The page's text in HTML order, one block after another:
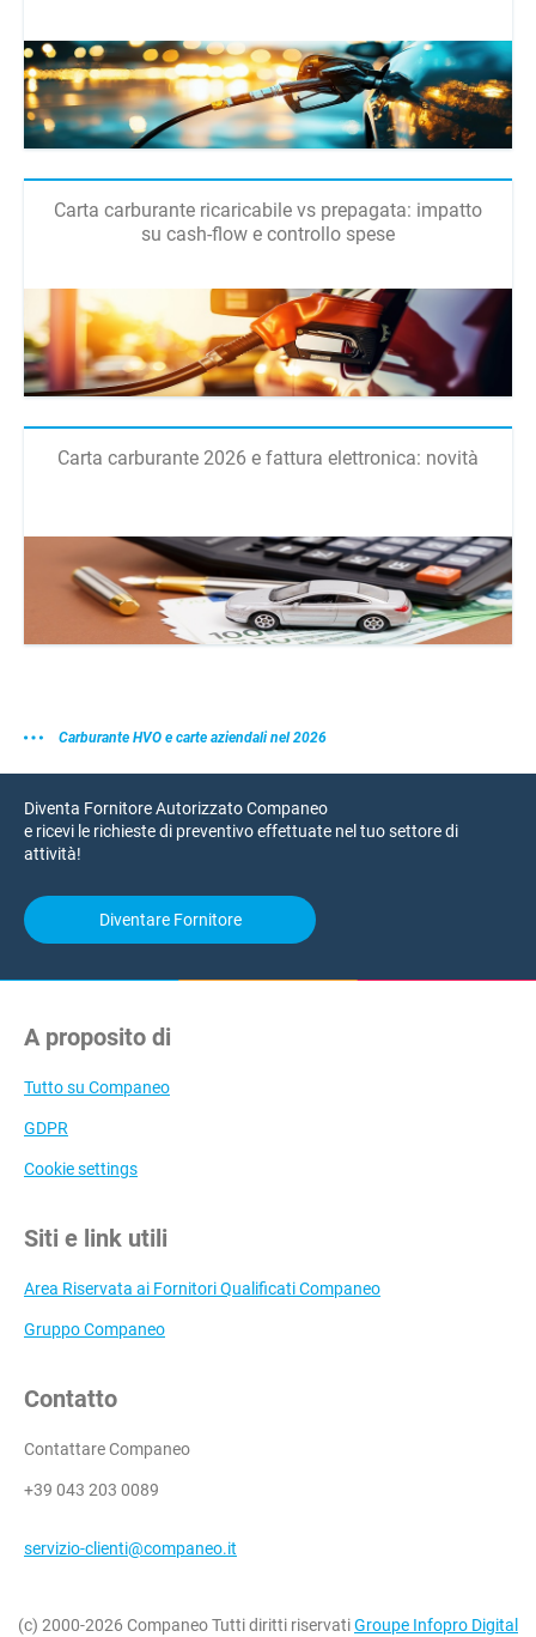
Carta carburante ricaricabile vs prepagata: impatto
su cash-flow e controllo spese
Carta carburante 2026 e fattura elettronica: novità
Carburante HVO e carte aziendali nel 2026
Diventa Fornitore Autorizzato Companeo
e ricevi le richieste di preventivo effettuate nel tuo settore di
attività!
Diventare Fornitore
A proposito di
Tutto su Companeo
GDPR
Cookie settings
Siti e link utili
Area Riservata ai Fornitori Qualificati Companeo
Gruppo Companeo
Contatto
Contattare Companeo
+39 043 203 0089
servizio-clienti@companeo.it
(c) 2000-2026 Companeo Tutti diritti riservatiGroupe Infopro Digital